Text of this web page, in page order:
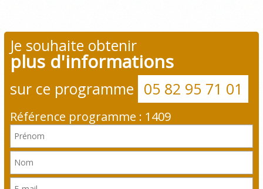
Je souhaite obtenir
plus d'informations
sur ce programme 05 82 95 71 01
Référence programme : 1409